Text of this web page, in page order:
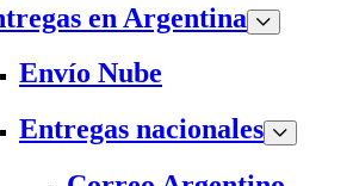
en Argentina
Envío Nube
Entregas nacionales